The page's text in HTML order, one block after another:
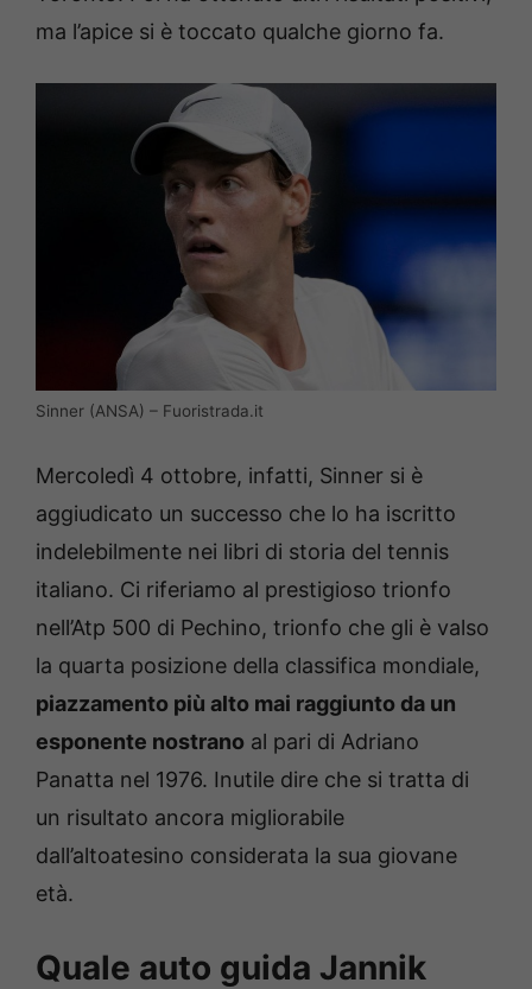
ma l’apice si è toccato qualche giorno fa.
Sinner (ANSA) – Fuoristrada.it
Mercoledì 4 ottobre, infatti, Sinner si è
aggiudicato un successo che lo ha iscritto
indelebilmente nei libri di storia del tennis
italiano. Ci riferiamo al prestigioso trionfo
nell’Atp 500 di Pechino, trionfo che gli è valso
la quarta posizione della classifica mondiale,
piazzamento più alto mai raggiunto da un
esponente nostrano al pari di Adriano
Panatta nel 1976. Inutile dire che si tratta di
un risultato ancora migliorabile
dall’altoatesino considerata la sua giovane
età.
Quale auto guida Jannik